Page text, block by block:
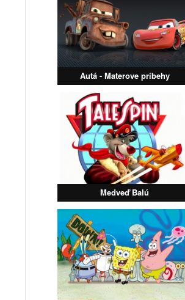
Autá - Materove príbehy
Medveď Balú